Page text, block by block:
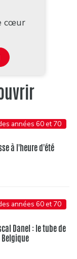
cœur
années 60 et 70
à l'heure d'été
années 60 et 70
Danel : le tube de